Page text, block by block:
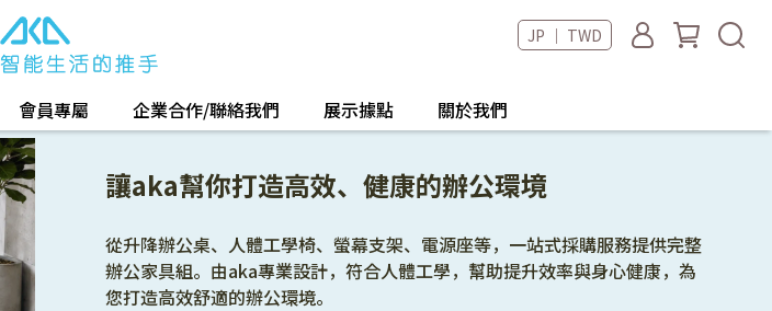
JP ｜ TWD
會員專屬 企業合作/聯絡我們 展示據點 關於我們
讓aka幫你打造高效、健康的辦公環境
從升降辦公桌、人體工學椅、螢幕支架、電源座等，一站式採購服務提供完整
辦公家具組。由aka專業設計，符合人體工學，幫助提升效率與身心健康，為
您打造高效舒適的辦公環境。